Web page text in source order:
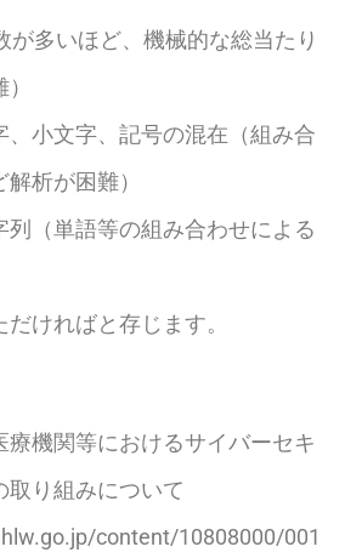
が多いほど、機械的な総当たり
、小文字、記号の混在（組み合
析が困難）
列（単語等の組み合わせによる
ければと存じます。
機関等におけるサイバーセキ
取り組みについて
content/10808000/001